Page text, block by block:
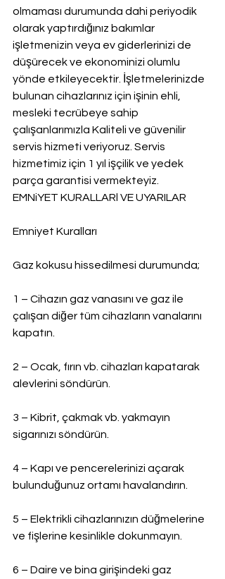
olmaması durumunda dahi periyodik
olarak yaptırdığınız bakımlar
işletmenizin veya ev giderlerinizi de
düşürecek ve ekonominizi olumlu
yönde etkileyecektir. İşletmelerinizde
bulunan cihazlarınız için işinin ehli,
mesleki tecrübeye sahip
çalışanlarımızla Kaliteli ve güvenilir
servis hizmeti veriyoruz. Servis
hizmetimiz için 1 yıl işçilik ve yedek
parça garantisi vermekteyiz.
EMNiYET KURALLARl VE UYARILAR
Emniyet Kuralları
Gaz kokusu hissedilmesi durumunda;
1 – Cihazın gaz vanasını ve gaz ile
çalışan diğer tüm cihazların vanalarını
kapatın.
2 – Ocak, fırın vb. cihazları kapatarak
alevlerini söndürün.
3 – Kibrit, çakmak vb. yakmayın
sigarınızı söndürün.
4 – Kapı ve pencerelerinizi açarak
bulunduğunuz ortamı havalandırın.
5 – Elektrikli cihazlarınızın düğmelerine
ve fişlerine kesinlikle dokunmayın.
6 – Daire ve bina girişindeki gaz